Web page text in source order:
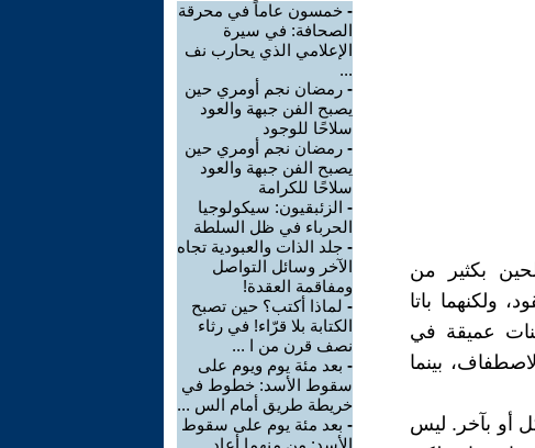
بكثير من
ولكنهما باتا
عميقة في
بينما
أو بآخر. ليس
- خمسون عاماً في محرقة
الصحافة: في سيرة
الإعلامي الذي يحارب نف
...
- رمضان نجم أومري حين
يصبح الفن جبهة والعود
سلاحًا للوجود
- رمضان نجم أومري حين
يصبح الفن جبهة والعود
سلاحًا للكرامة
- الزئبقيون: سيكولوجيا
الحرباء في ظل السلطة
- جلد الذات والعبودية تجاه
الآخر وسائل التواصل
ومفاقمة العقدة!
- لماذا أكتب؟ حين تصبح
الكتابة بلا قرّاء! في رثاء
نصف قرن من ا ...
- بعد مئة يوم ويوم على
سقوط الأسد: خطوط في
خريطة طريق أمام الس ...
- بعد مئة يوم على سقوط
الأسد: من منهما أعاد